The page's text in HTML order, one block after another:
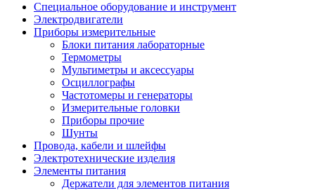
Специальное оборудование и инструмент
Электродвигатели
Приборы измерительные
Блоки питания лабораторные
Термометры
Мультиметры и аксессуары
Осциллографы
Частотомеры и генераторы
Измерительные головки
Приборы прочие
Шунты
Провода, кабели и шлейфы
Электротехнические изделия
Элементы питания
Держатели для элементов питания